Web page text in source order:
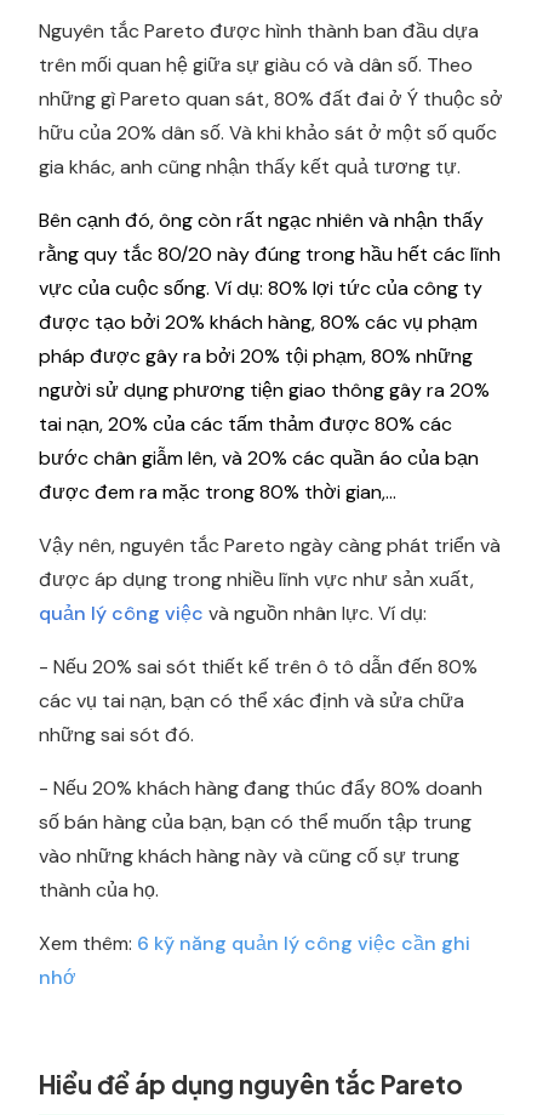
Nguyên tắc Pareto được hình thành ban đầu dựa
trên mối quan hệ giữa sự giàu có và dân số. Theo
những gì Pareto quan sát, 80% đất đai ở Ý thuộc sở
hữu của 20% dân số. Và khi khảo sát ở một số quốc
gia khác, anh cũng nhận thấy kết quả tương tự.
Bên cạnh đó, ông còn rất ngạc nhiên và nhận thấy
rằng quy tắc 80/20 này đúng trong hầu hết các lĩnh
vực của cuộc sống. Ví dụ: 80% lợi tức của công ty
được tạo bởi 20% khách hàng, 80% các vụ phạm
pháp được gây ra bởi 20% tội phạm, 80% những
người sử dụng phương tiện giao thông gây ra 20%
tai nạn, 20% của các tấm thảm được 80% các
bước chân giẫm lên, và 20% các quần áo của bạn
được đem ra mặc trong 80% thời gian,…
Vậy nên, nguyên tắc Pareto ngày càng phát triển và
được áp dụng trong nhiều lĩnh vực như sản xuất,
quản lý công việc và nguồn nhân lực. Ví dụ:
- Nếu 20% sai sót thiết kế trên ô tô dẫn đến 80%
các vụ tai nạn, bạn có thể xác định và sửa chữa
những sai sót đó.
- Nếu 20% khách hàng đang thúc đẩy 80% doanh
số bán hàng của bạn, bạn có thể muốn tập trung
vào những khách hàng này và cũng cố sự trung
thành của họ.
Xem thêm: 6 kỹ năng quản lý công việc cần ghi
nhớ
Hiểu để áp dụng nguyên tắc Pareto